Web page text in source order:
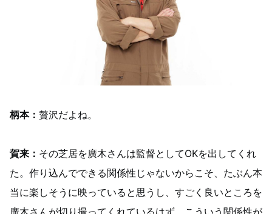
柄本： 贅沢だよね。
賀来： その芝居を廣木さんは監督としてOKを出してくれ
た。作り込んでできる関係性じゃないからこそ、たぶん本
当に楽しそうに映っていると思うし、すごく良いところを